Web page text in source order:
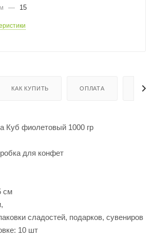
— 15
КАК КУПИТЬ ОПЛАТА
Куб фиолетовый 1000 гр
для конфет
см
сладостей, подарков, сувениров
10 шт